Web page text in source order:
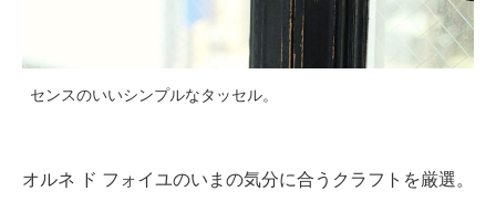
センスのいいシンプルなタッセル。
オルネ ド フォイユのいまの気分に合うクラフトを厳選。